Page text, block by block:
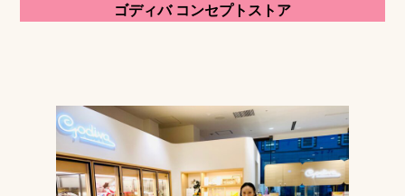
ゴディバ コンセプトストア